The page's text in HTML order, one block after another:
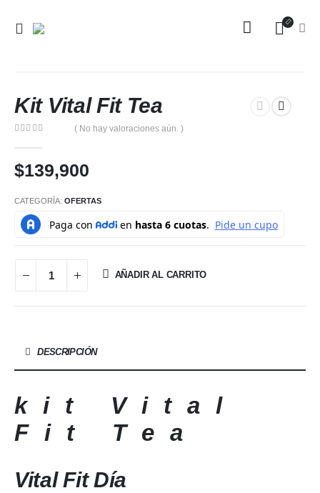
Kit Vital Fit Tea
( No hay valoraciones aún. )
$139,900
CATEGORÍA: OFERTAS
AÑADIR AL CARRITO
DESCRIPCIÓN
kit Vital
Fit Tea
Vital Fit Día